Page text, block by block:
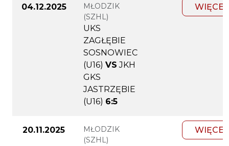
04.12.2025
MŁODZIK
(SZHL)
UKS
ZAGŁĘBIE
SOSNOWIEC
(U16) VS JKH
GKS
JASTRZĘBIE
(U16) 6:5
WIĘCEJ
20.11.2025
MŁODZIK
(SZHL)
WIĘCEJ